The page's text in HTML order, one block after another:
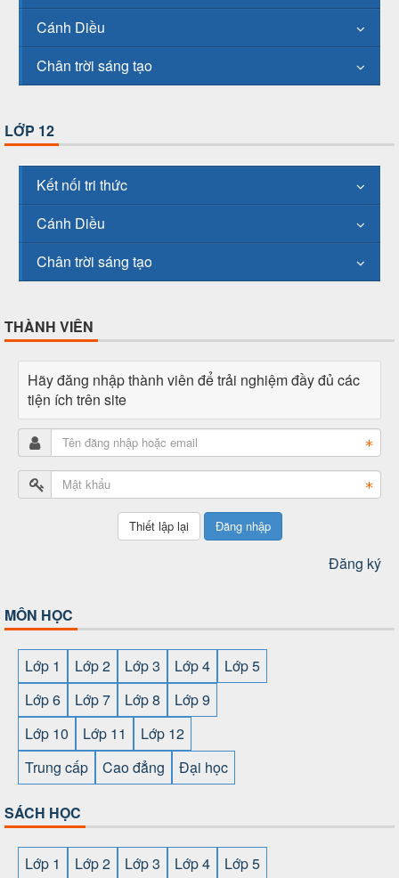
Cánh Diều
Chân trời sáng tạo
LỚP 12
Kết nối tri thức
Cánh Diều
Chân trời sáng tạo
THÀNH VIÊN
Hãy đăng nhập thành viên để trải nghiệm đầy đủ các
tiện ích trên site
Đăng nhập
Đăng ký
MÔN HỌC
Lớp 1 Lớp 2 Lớp 3 Lớp 4
Lớp 5
Lớp 6
Lớp 7 Lớp 8
Lớp 9
Lớp 10
Lớp 11
Lớp 12
Trung cấp
Cao đẳng Đại học
SÁCH HỌC
Lớp 1 Lớp 2 Lớp 3 Lớp 4
Lớp 5